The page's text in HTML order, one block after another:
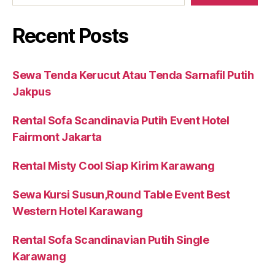
Recent Posts
Sewa Tenda Kerucut Atau Tenda Sarnafil Putih
Jakpus
Rental Sofa Scandinavia Putih Event Hotel
Fairmont Jakarta
Rental Misty Cool Siap Kirim Karawang
Sewa Kursi Susun,Round Table Event Best
Western Hotel Karawang
Rental Sofa Scandinavian Putih Single
Karawang